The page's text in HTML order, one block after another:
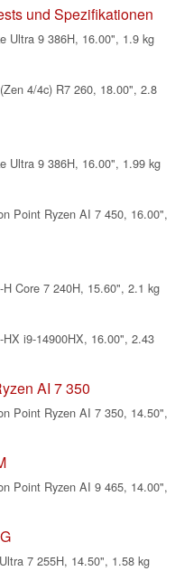
und Spezifikationen
Ultra 9 386H, 16.00", 1.9 kg
4/4c) R7 260, 18.00", 2.8
Ultra 9 386H, 16.00", 1.99 kg
Point Ryzen AI 7 450, 16.00",
Core 7 240H, 15.60", 2.1 kg
i9-14900HX, 16.00", 2.43
AI 7 350
Point Ryzen AI 7 350, 14.50",
Point Ryzen AI 9 465, 14.00",
7 255H, 14.50", 1.58 kg